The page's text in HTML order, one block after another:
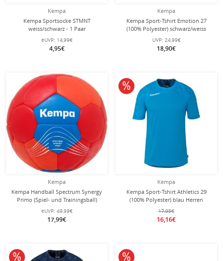
Kempa
Kempa Sportsocke STMNT
weiss/schwarz - 1 Paar
eUVP: 14,99€
4,95€
Kempa
Kempa Sport-Tshirt Emotion 27
(100% Polyester) schwarz/weiss
Herren
UVP: 24,99€
18,90€
Kempa
Kempa Handball Spectrum Synergy
Primo (Spiel- und Trainingsball)
rot/blau - 1 Stück
eUVP: 49,99€
17,99€
Kempa
Kempa Sport-Tshirt Athletics 29
(100% Polyester) blau Herren
17,95€
16,16€
10% reduziert
10% reduziert 10% reduziert